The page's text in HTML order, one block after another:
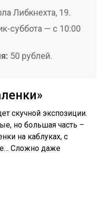
Либкнехта, 19.
суббота — с 10:00
50 рублей.
скучной экспозиции.
но большая часть –
на каблуках, с
Сложно даже